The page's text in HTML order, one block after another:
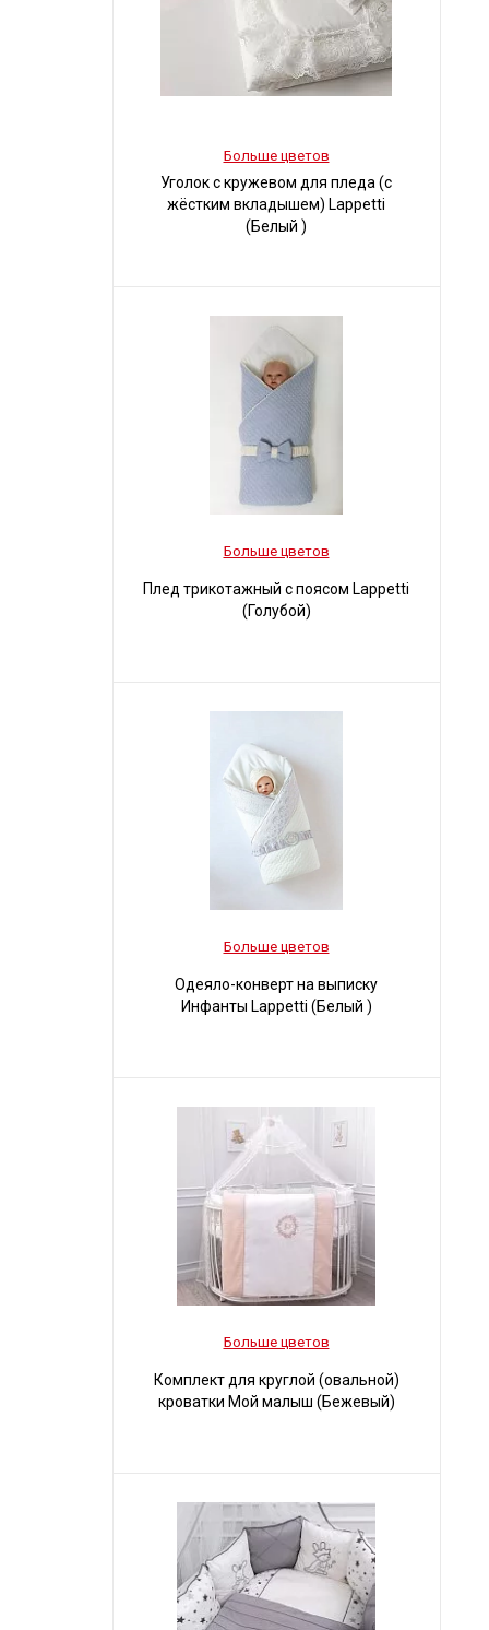
Больше цветов
Уголок с кружевом для пледа (с
жёстким вкладышем) Lappetti
(Белый )
Больше цветов
Плед трикотажный с поясом Lappetti
(Голубой)
Больше цветов
Одеяло-конверт на выписку
Инфанты Lappetti (Белый )
Больше цветов
Комплект для круглой (овальной)
кроватки Мой малыш (Бежевый)